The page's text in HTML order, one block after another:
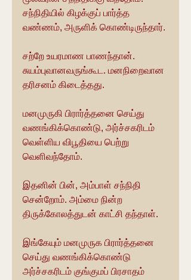
சந்நிதியில் கிழக்குப் பார்த்த
வண்ணம், அருளிக் கொண்டிருந்தார்.
சற்றே உயரமாண பாணந்தான்.
சுயம்புவானவருங்கூட. மனநிறைவான
தரிசனம் கிடைத்தது.
மனமுருகி பிரார்த்தனை செய்து
வணங்கிக்கொண்டு, அர்ச்சகரிடம்
வெள்ளிய விபூதியை பெற்று
வெளிவந்தோம்.
இதனின் பின், அம்பாள் சந்நிதி
சென்றோம். அம்மை நின்ற
திருக்கோலத்துடன் காட்சி தந்தாள்.
இங்கேயும் மனமுருக பிரார்த்தனை
செய்து வணங்கிக்கொண்டு
அர்ச்சகரிடம் குங்குமப் பிரசாதம்